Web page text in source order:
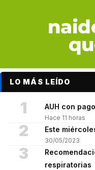
LO MÁS LEÍDO
1 AUH con
Hace 11 horas
2 Este
30/05/2023
3
respiratorias